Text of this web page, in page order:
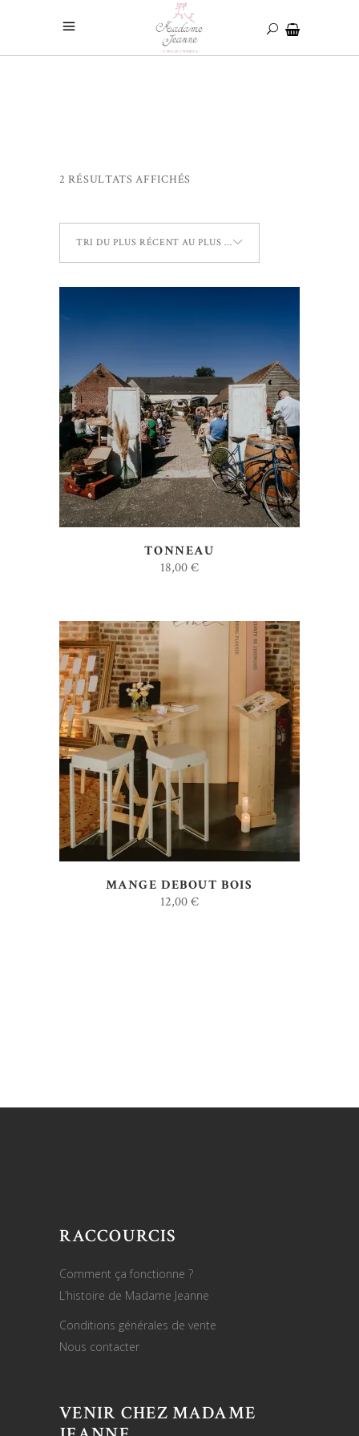
2 RÉSULTATS AFFICHÉS
TRI DU PLUS RÉCENT AU PLUS ANCIEN
AJOUTER AU DEVIS
TONNEAU
18,00€
AJOUTER AU DEVIS
MANGE DEBOUT BOIS
12,00€
RACCOURCIS
Comment ça fonctionne ?
L’histoire de Madame Jeanne
Conditions générales de vente
Nous contacter
VENIR CHEZ MADAME